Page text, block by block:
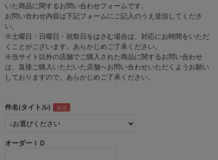
いた商品に関するお問い合わせフォームです。
お問い合わせ内容は下記フォームにご記入のうえ送信してくださ
い。
※土曜日・日曜日・祝祭日をはさむ場合は、対応にお時間をいただ
くことがございます。あらかじめご了承ください。
※当サイト以外の店舗でご購入された商品に関するお問い合わせ
は、直接ご購入いただいた店舗へお問い合わせいただくようお願い
しておりますので、あらかじめご了承ください。
件名(タイトル)
オーダーＩＤ